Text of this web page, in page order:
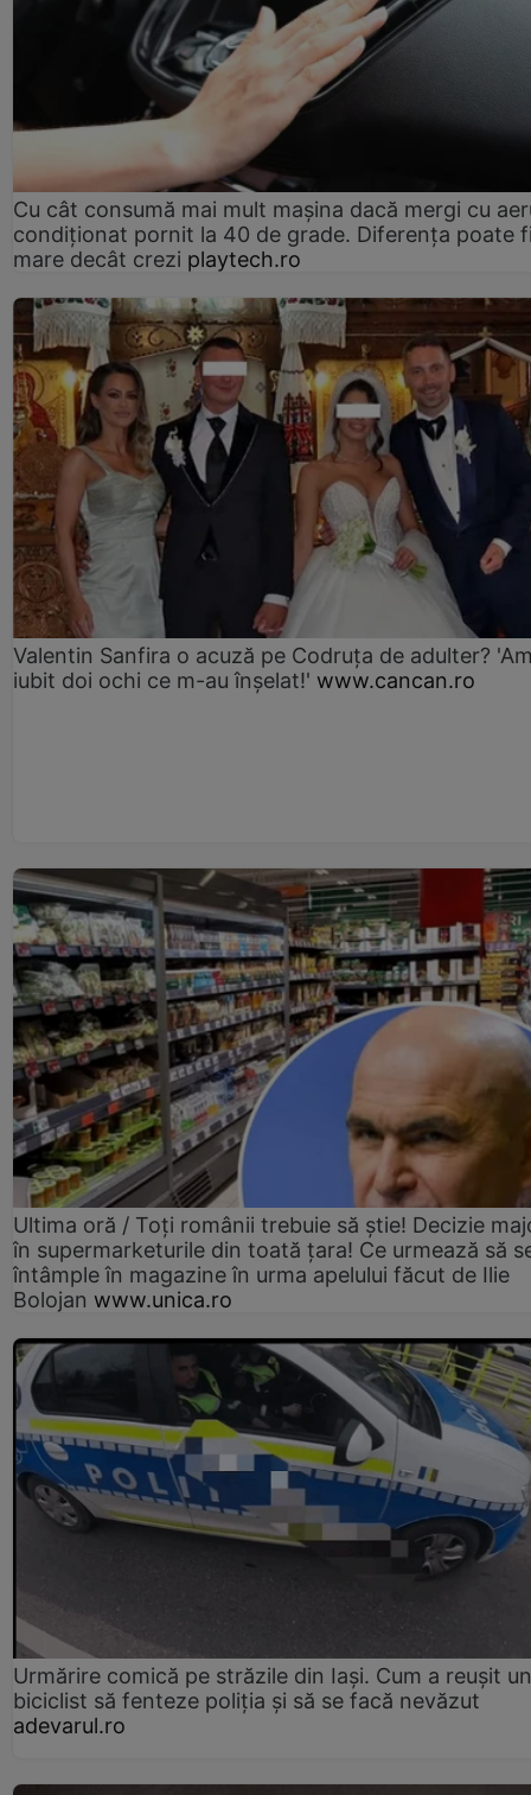
Cu cât consumă mai mult mașina dacă mergi cu
condiționat pornit la 40 de grade. Diferența poate
mare decât crezi playtech.ro
Valentin Sanfira o acuză pe Codruța de adulter?
iubit doi ochi ce m-au înșelat!' www.cancan.ro
Ultima oră / Toți românii trebuie să știe! Decizie
în supermarketurile din toată țara! Ce urmează să
întâmple în magazine în urma apelului făcut de Ilie
Bolojan www.unica.ro
Urmărire comică pe străzile din Iași. Cum a reușit un
biciclist să fenteze poliția și să se facă nevăzut
adevarul.ro